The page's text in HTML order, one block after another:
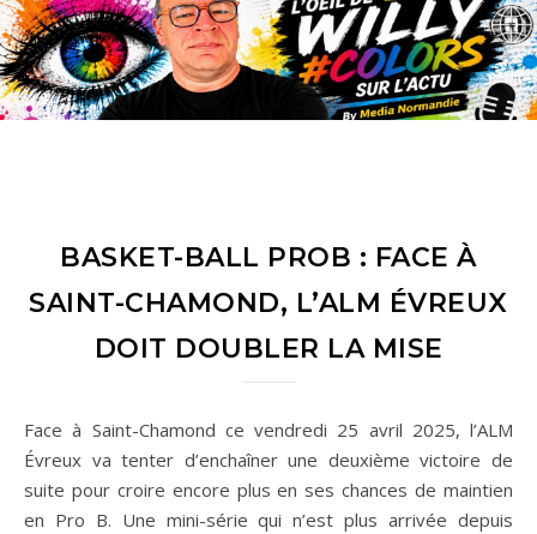
BASKET-BALL PROB : FACE À
SAINT-CHAMOND, L’ALM ÉVREUX
DOIT DOUBLER LA MISE
Face à Saint-Chamond ce vendredi 25 avril 2025, l’ALM
Évreux va tenter d’enchaîner une deuxième victoire de
suite pour croire encore plus en ses chances de maintien
en Pro B. Une mini-série qui n’est plus arrivée depuis